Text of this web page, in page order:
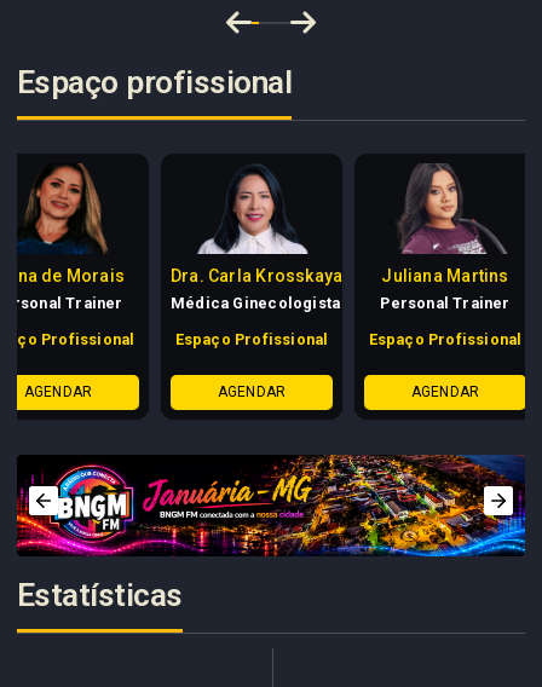
Espaço profissional
de Morais
Trainer
Profissional
Dra. Carla Krosskaya
Médica Ginecologista
Espaço Profissional
AGENDAR
Juliana Martins
Personal Trainer
Espaço Profissional
AGENDAR
Estatísticas